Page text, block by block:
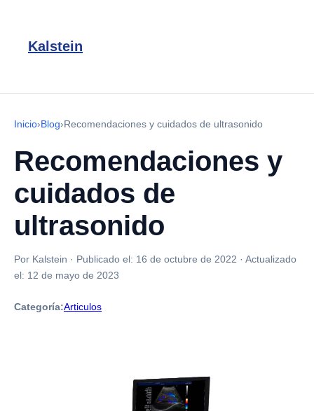
Kalstein
Inicio›Blog›Recomendaciones y cuidados de ultrasonido
Recomendaciones y
cuidados de
ultrasonido
Por Kalstein · Publicado el: 16 de octubre de 2022 · Actualizado
el: 12 de mayo de 2023
Categoría:Articulos